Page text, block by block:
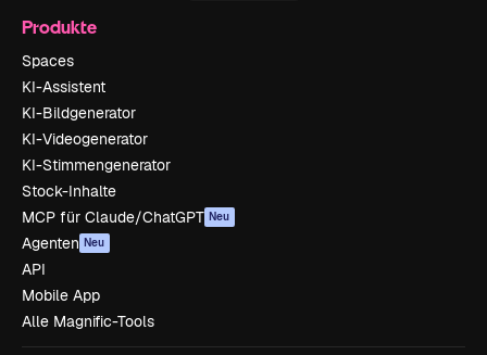
Produkte
Spaces
KI-Assistent
KI-Bildgenerator
KI-Videogenerator
KI-Stimmengenerator
Stock-Inhalte
MCP für Claude/ChatGPT Neu
Agenten Neu
API
Mobile App
Alle Magnific-Tools